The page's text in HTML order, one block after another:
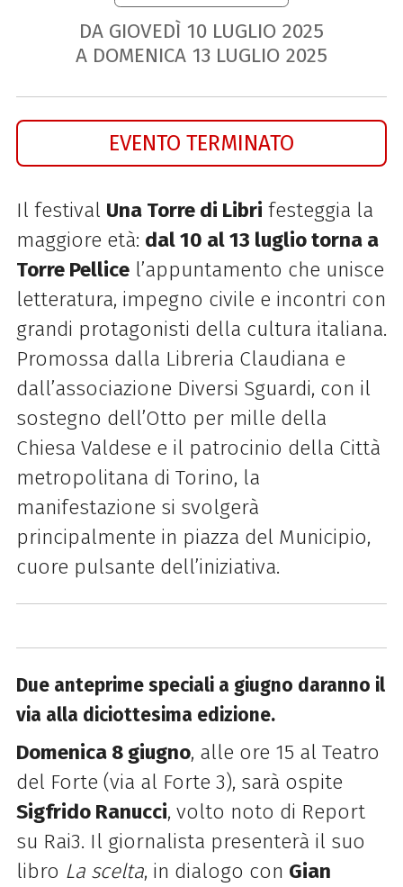
DA GIOVEDÌ 10 LUGLIO 2025
A DOMENICA 13 LUGLIO 2025
EVENTO TERMINATO
Il festival Una Torre di Libri festeggia la
maggiore età: dal 10 al 13 luglio torna a
Torre Pellicel’appuntamento che unisce
letteratura, impegno civile e incontri con
grandi protagonisti della cultura italiana.
Promossa dalla Libreria Claudiana e
dall’associazione Diversi Sguardi, con il
sostegno dell’Otto per mille della
Chiesa Valdese e il patrocinio della Città
metropolitana di Torino, la
manifestazione si svolgerà
principalmente in piazza del Municipio,
cuore pulsante dell’iniziativa.
Due anteprime speciali a giugno daranno il
via alla diciottesima edizione.
Domenica 8 giugno, alle ore 15 al Teatro
del Forte (via al Forte 3), sarà ospite
Sigfrido Ranucci, volto noto di Report
su Rai3. Il giornalista presenterà il suo
libro La scelta, in dialogo con Gian